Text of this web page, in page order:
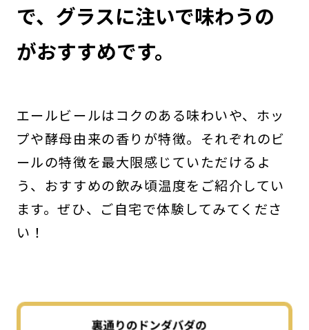
で、グラスに注いで味わうの
がおすすめです。
エールビールはコクのある味わいや、ホッ
プや酵母由来の香りが特徴。それぞれのビ
ールの特徴を最大限感じていただけるよ
う、おすすめの飲み頃温度をご紹介してい
ます。ぜひ、ご自宅で体験してみてくださ
い！